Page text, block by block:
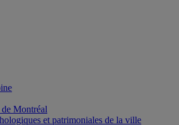
Montréal
et patrimoniales de la ville